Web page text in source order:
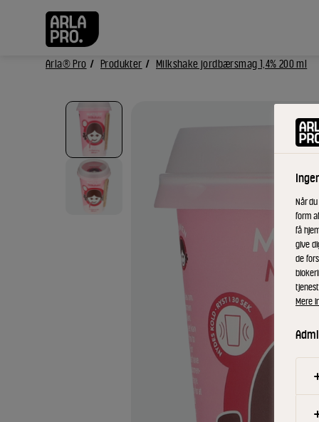
Arla® Pro Produkter Milkshake jordbærsmag 1,4% 200 ml
Når
form
få
give
de
Mere